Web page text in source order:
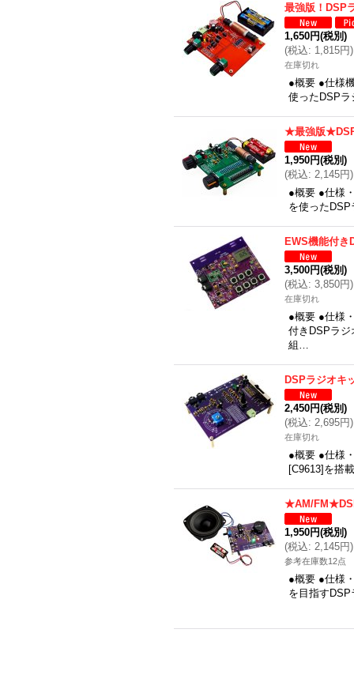
最強版！DSP
1,650円(税別)
(税込: 1,815円)
在庫切れ
●概要 ●仕様
使ったDSP
★最強版
1,950円(税別)
(税込: 2,145円)
●概要 ●仕様
を使った
EWS機能付き
3,500円(税別)
(税込: 3,850円)
在庫切れ
●概要 ●仕様
付きDSPラジ
組…
DSPラジオキ
2,450円(税別)
(税込: 2,695円)
在庫切れ
●概要 ●仕様
[C9613]を搭
★AM/
1,950円(税別)
(税込: 2,145円)
参考在庫数12点
●概要 ●仕様
を目指す